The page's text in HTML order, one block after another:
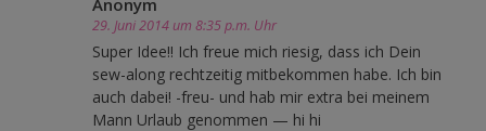
29. Juni 2014 um 8:35 p.m. Uhr
Super Idee!! Ich freue mich riesig, dass ich Dein
sew-along rechtzeitig mitbekommen habe. Ich bin
auch dabei! -freu- und hab mir extra bei meinem
Mann Urlaub genommen — hi hi